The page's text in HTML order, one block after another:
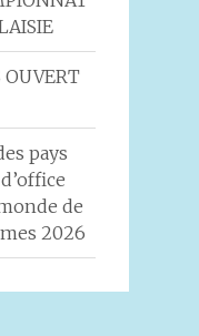
OUVERT
pays
de
2026